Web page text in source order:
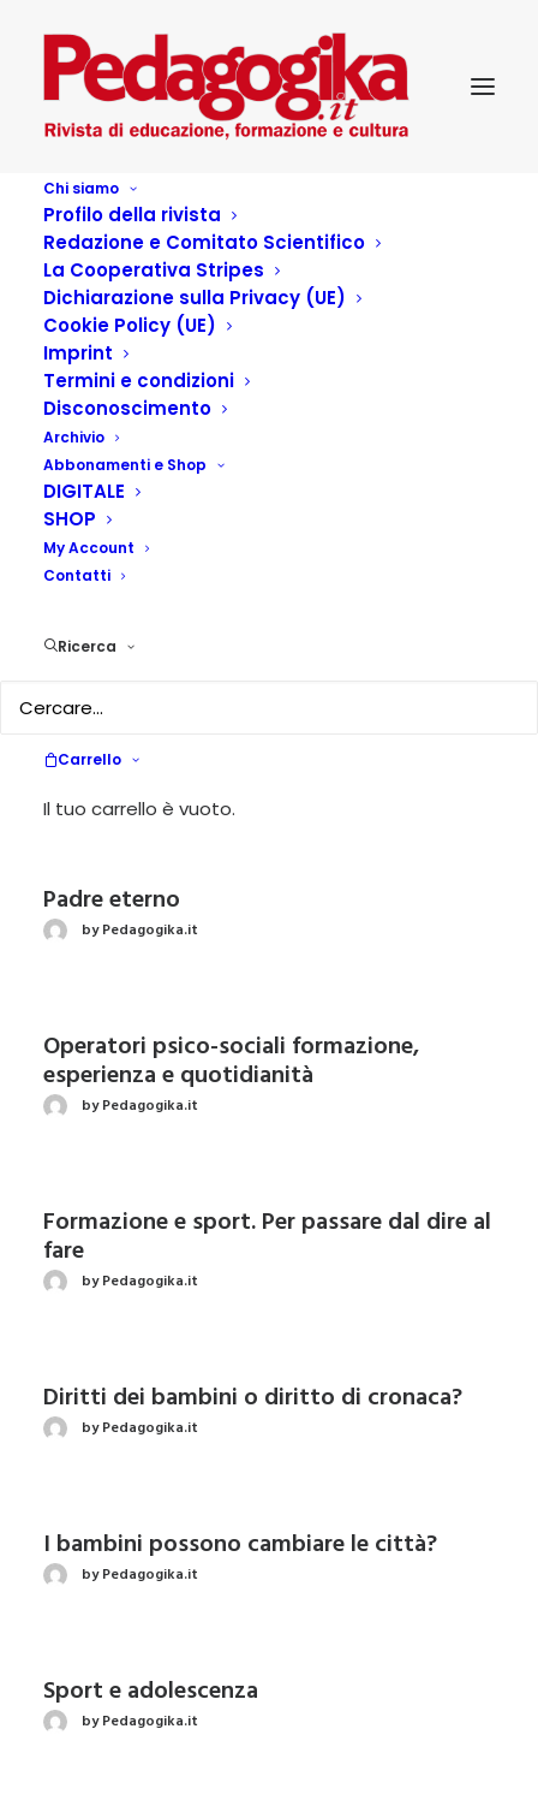
Chi siamo
Profilo della rivista
Redazione e Comitato Scientifico
La Cooperativa Stripes
Dichiarazione sulla Privacy (UE)
Cookie Policy (UE)
Imprint
Termini e condizioni
Disconoscimento
Archivio
Abbonamenti e Shop
DIGITALE
SHOP
My Account
Contatti
Ricerca
Carrello
Il tuo carrello è vuoto.
Home Scuola Società e
intercultura
Articoli dell'autore
Riaprire la comunicazione genitori-figli
Il fenomeno del bullismo
Padre eterno
by Pedagogika.it
Operatori psico-sociali formazione,
esperienza e quotidianità
by Pedagogika.it
Formazione e sport. Per passare dal dire al
fare
by Pedagogika.it
Diritti dei bambini o diritto di cronaca?
by Pedagogika.it
I bambini possono cambiare le città?
by Pedagogika.it
Sport e adolescenza
by Pedagogika.it